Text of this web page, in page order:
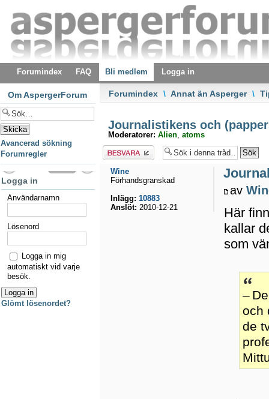
Forumindex FAQ Bli medlem Logga in
Forumindex \ Annat än Asperger \
Journalistikens och
Moderatorer: Alien, atoms
Besvara
av
Här
kallar
som
–
och
de
Wine
Förhandsgranskad
Inlägg: 10883
Anslöt: 2010-12-21
Om AspergerForum
Avancerad sökning
Forumregler
Logga in
Användarnamn
Lösenord
Logga in mig
automatiskt vid varje
besök.
Glömt lösenordet?